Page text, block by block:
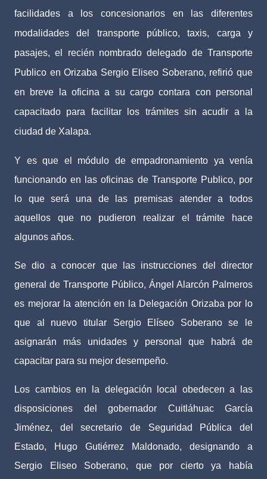
facilidades a los concesionarios en las diferentes
modalidades del transporte público, taxis, carga y
pasajes, el recién nombrado delegado de Transporte
Publico en Orizaba Sergio Eliseo Soberano, refirió que
en breve la oficina a su cargo contara con personal
capacitado para facilitar los trámites sin acudir a la
ciudad de Xalapa.
Y es que el módulo de empadronamiento ya venía
funcionando en las oficinas de Transporte Publico, por
lo que será una de las premisas atender a todos
aquellos que no pudieron realizar el trámite hace
algunos años.
Se dio a conocer que las instrucciones del director
general de Transporte Público, Ángel Alarcón Palmeros
es mejorar la atención en la Delegación Orizaba por lo
que al nuevo titular Sergio Elíseo Soberano se le
asignarán más unidades y personal que habrá de
capacitar para su mejor desempeño.
Los cambios en la delegación local obedecen a las
disposiciones del gobernador Cuitláhuac García
Jiménez, del secretario de Seguridad Pública del
Estado, Hugo Gutiérrez Maldonado, designando a
Sergio Eliseo Soberano, que por cierto ya había